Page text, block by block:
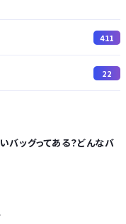
411
22
バッグってある？どんなバ